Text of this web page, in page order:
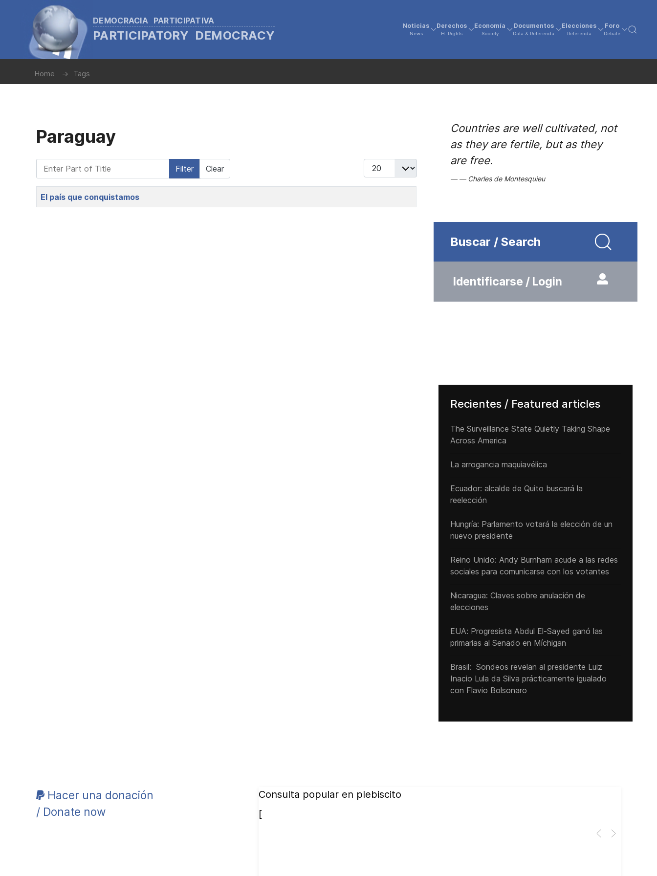
DEMOCRACIA PARTICIPATIVA
PARTICIPATORY DEMOCRACY
Noticias
News
Derechos
H. Rights
Economía
Society
Documentos
Data & Referenda
Elecciones
Referenda
Foro
Debate
Home Tags
Paraguay
Enter Part of Title Filter Clear Display #
Title
El país que conquistamos
Countries are well cultivated, not
as they are fertile, but as they
are free.
Charles de Montesquieu
Buscar / Search
Identificarse / Login
Recientes / Featured articles
The Surveillance State Quietly Taking Shape
Across America
La arrogancia maquiavélica
Ecuador: alcalde de Quito buscará la
reelección
Hungría: Parlamento votará la elección de un
nuevo presidente
Reino Unido: Andy ‌Burnham acude a las redes
sociales para comunicarse con los votantes
Nicaragua: Claves sobre anulación de
elecciones
EUA: Progresista Abdul El-Sayed ganó las
primarias al Senado ‌en Míchigan
Brasil: Sondeos revelan al presidente Luiz
Inacio Lula da Silva prácticamente igualado
con Flavio Bolsonaro
Hacer una donación
/ Donate now
Consulta popular en plebiscito
[